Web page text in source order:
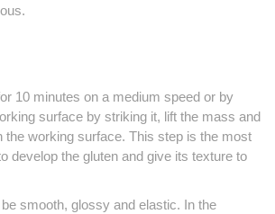
10 minutes on a medium speed or by
surface by striking it, lift the mass and
the working surface. This step is the most
develop the gluten and give its texture to
smooth, glossy and elastic. In the